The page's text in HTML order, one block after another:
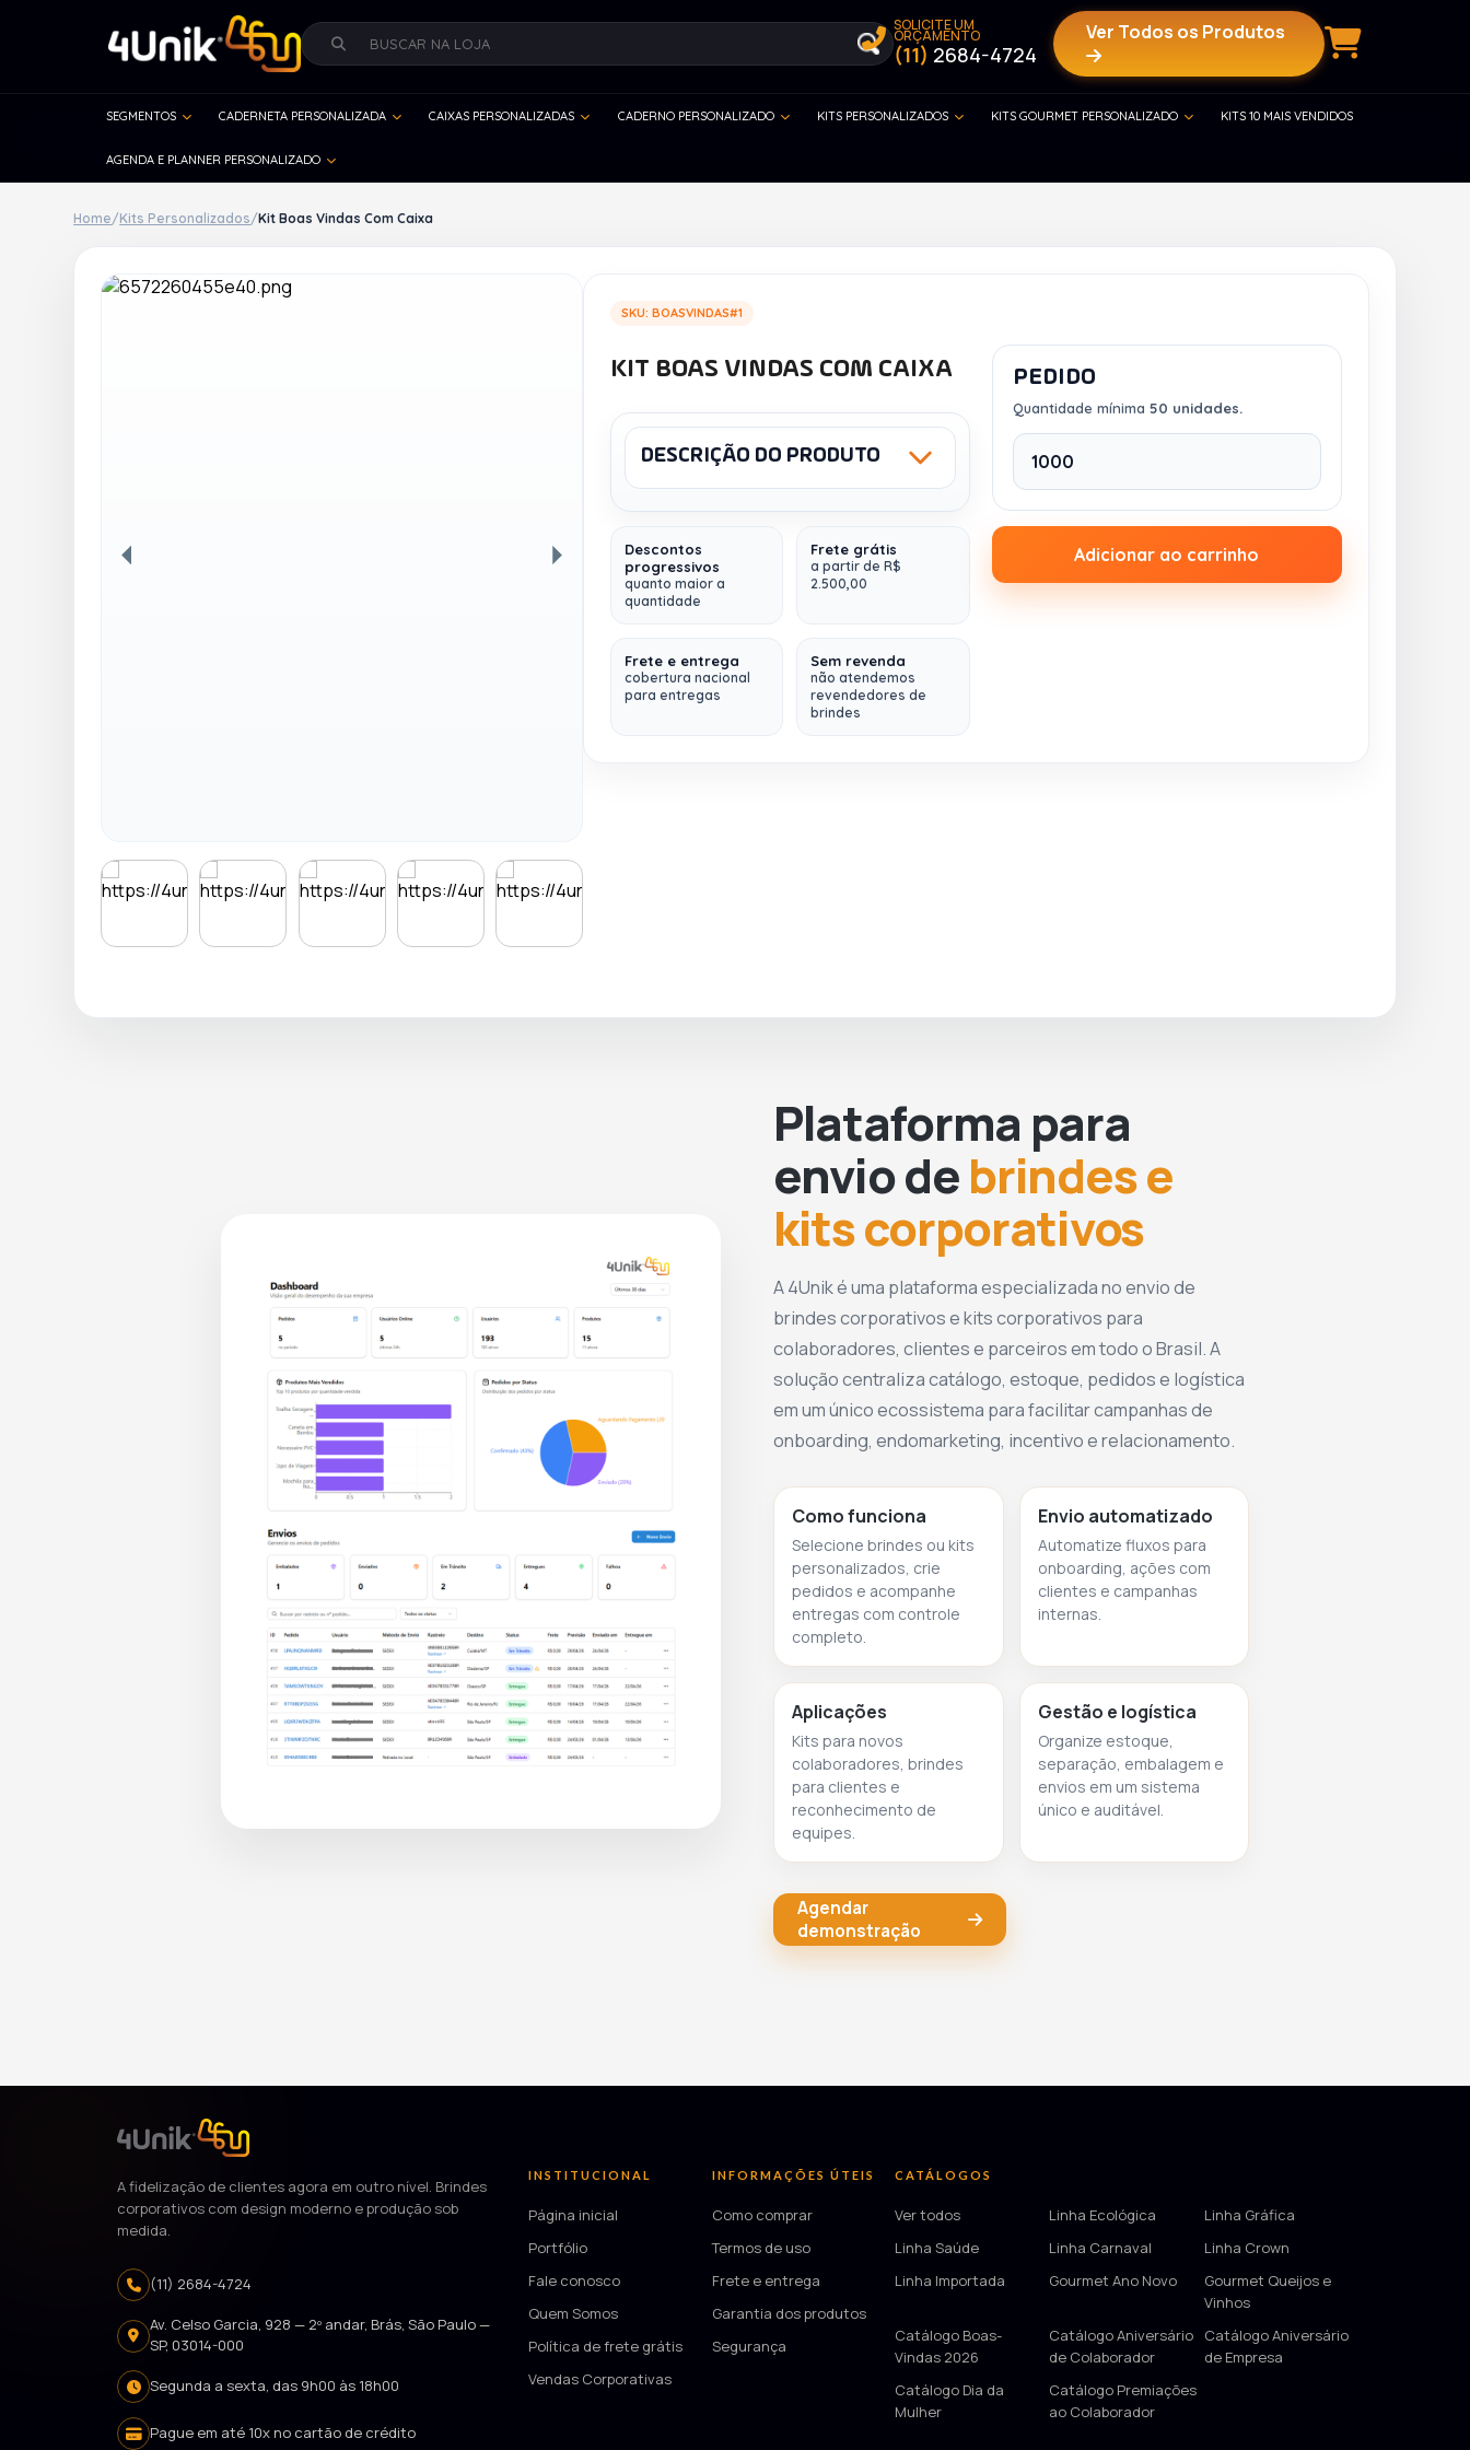
SOLICITE UM
ORÇAMENTO
(11) 2684-4724
Ver Todos os Produtos
SEGMENTOS CADERNETA PERSONALIZADA CAIXAS PERSONALIZADAS CADERNO PERSONALIZADO KITS PERSONALIZADOS KITS GOURMET PERSONALIZADO KITS 10 MAIS VENDIDOS
AGENDA E PLANNER PERSONALIZADO
Home/Kits Personalizados/Kit Boas Vindas Com Caixa
SKU: BOASVINDAS#1
KIT BOAS VINDAS COM CAIXA
DESCRIÇÃO DO PRODUTO
Kit Boas Vindas Com
CaixaPersonalizada
(Personalize do
seu jeito, com a identidade de sua
Contem 4 itens:
Fino Acabamento, composto
Imagens Meramente Ilustrativas.
Observação: venda somente daKit Boas
Vindas Com Caixaneste anúncio. Conheça
e Kits Personalizados Aqui
Na 4Unik, você compra, armazena e
distribui tudo de forma unificada sem
burocracia!
Descontos
progressivos
quanto maior a
quantidade
Frete grátis
a partir de R$
2.500,00
Frete e entrega
cobertura nacional
para entregas
Sem revenda
não atendemos
revendedores de
brindes
PEDIDO
Quantidade mínima 50 unidades.
Adicionar ao carrinho
Plataforma para
envio debrindes e
kits corporativos
A 4Unik é uma plataforma especializada no envio de
brindes corporativos e kits corporativos para
colaboradores, clientes e parceiros em todo o Brasil. A
solução centraliza catálogo, estoque, pedidos e logística
em um único ecossistema para facilitar campanhas de
onboarding, endomarketing, incentivo e relacionamento.
Como funciona
Selecione brindes ou kits
personalizados, crie
pedidos e acompanhe
entregas com controle
completo.
Envio automatizado
Automatize fluxos para
onboarding, ações com
clientes e campanhas
internas.
Aplicações
Kits para novos
colaboradores, brindes
para clientes e
reconhecimento de
equipes.
Gestão e logística
Organize estoque,
separação, embalagem e
envios em um sistema
único e auditável.
Agendar
demonstração
A fidelização de clientes agora em outro nível. Brindes
corporativos com design moderno e produção sob
medida.
(11) 2684-4724
Av. Celso Garcia, 928 — 2º andar, Brás, São Paulo —
SP, 03014-000
Segunda a sexta, das 9h00 às 18h00
Pague em até 10x no cartão de crédito
INSTITUCIONAL
Página inicial
Portfólio
Fale conosco
Quem Somos
Política de frete grátis
Vendas Corporativas
INFORMAÇÕES ÚTEIS
Como comprar
Termos de uso
Frete e entrega
Garantia dos produtos
Segurança
CATÁLOGOS
Ver todos Linha Ecológica
Linha Gráfica
Linha Saúde
Linha Carnaval
Linha Crown
Linha Importada
Gourmet Ano Novo
Gourmet Queijos e
Vinhos
Catálogo Boas-
Vindas 2026
Catálogo Aniversário
de Colaborador
Catálogo Aniversário
de Empresa
Catálogo Dia da
Mulher
Catálogo Premiações
ao Colaborador